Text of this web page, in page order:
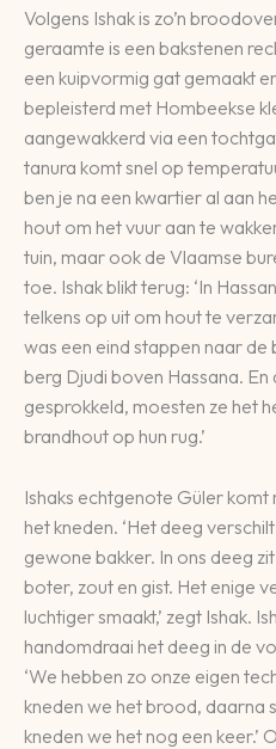
Volgens Ishak is zo’n
geraamte is een bakstenen
een kuipvormig gat gemaakt
bepleisterd met Hombeekse
aangewakkerd via een
tanura komt snel op
ben je na een kwartier al aan
hout om het vuur aan te
tuin, maar ook de Vlaamse
toe. Ishak blikt terug: ‘In
telkens op uit om hout te
was een eind stappen naar de
berg Djudi boven Hassana.
gesprokkeld, moesten ze het
brandhout op hun rug.’
Ishaks echtgenote Güler
het kneden. ‘Het deeg
gewone bakker. In ons deeg
boter, zout en gist. Het enige
luchtiger smaakt,’ zegt Ishak.
handomdraai het deeg in de
‘We hebben zo onze eigen
kneden we het brood, daarna
kneden we het nog een